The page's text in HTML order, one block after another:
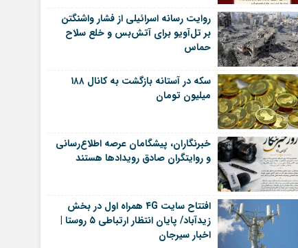
روایت رسانه اسرائیلی از فشار واشنگتن
بر تل‌آویو برای آتش‌بس و خلع سلاح
حماس
سکه در آستانه بازگشت به کانال ۱۸۸
میلیون تومان
خبرنگاران، پیشگامان عرصه اطلاع‌رسانی
و روایتگران صادق رویداد‌ها هستند
افتتاح سایت ۴G همراه اول در بخش
زیدآباد/ پایان انتظار ارتباطی ۵ روستا |
اخبار سیرجان